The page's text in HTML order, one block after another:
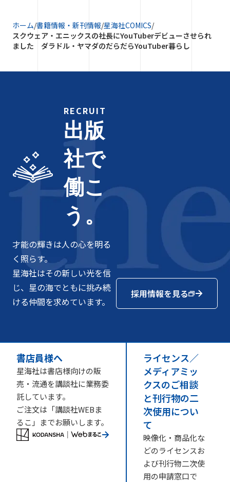
ホーム/書籍情報・新刊情報/星海社COMICS/
スクウェア・エニックスの社長にYouTuberデビューさせられ
ました ダラドル・ヤマダのだらだらYouTuber暮らし
RECRUIT
出版
社で
働こ
う。
才能の輝きは人の心を明る
く照らす。
星海社はその新しい光を信
じ、星の海でともに挑み続
ける仲間を求めています。
採用情報を見る
書店員様へ
星海社は書店様向けの販
売・流通を講談社に業務委
託しています。
ご注文は「講談社WEBま
るこ」までお願いします。
ライセンス／
メディアミッ
クスのご相談
と刊行物の二
次使用につい
て
映像化・商品化な
どのライセンスお
よび刊行物二次使
用の申請窓口で